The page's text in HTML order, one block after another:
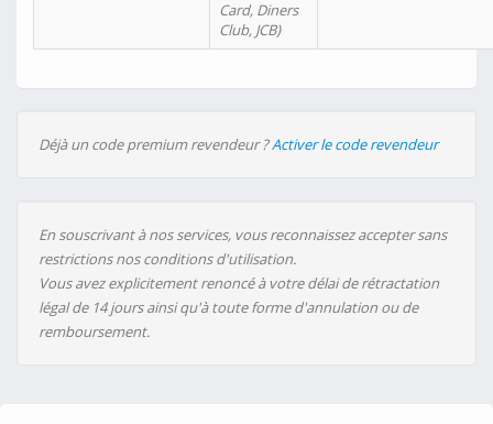
Card, Diners
Club, JCB)
Déjà un code premium revendeur ?Activer le code revendeur
En souscrivant à nos services, vous reconnaissez accepter sans
restrictions nos conditions d'utilisation.
Vous avez explicitement renoncé à votre délai de rétractation
légal de 14 jours ainsi qu'à toute forme d'annulation ou de
remboursement.